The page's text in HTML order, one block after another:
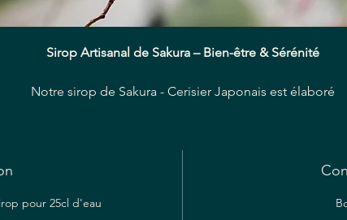
Sirop Artisanal de Sakura – Bien-être & Sérénité
Notre sirop de Sakura - Cerisier Japonais est élaboré
florale douce et légèrement sucrée
rose et l’amande, pour une dégustation poétique et
Traditionnellement, le sakura est reconnu pour ses
pour 25cl d'eau